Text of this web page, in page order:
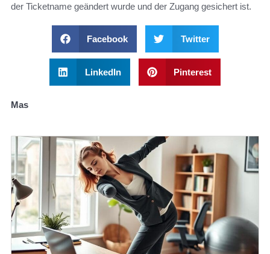
der Ticketname geändert wurde und der Zugang gesichert ist.
Facebook Twitter
LinkedIn Pinterest
Mas